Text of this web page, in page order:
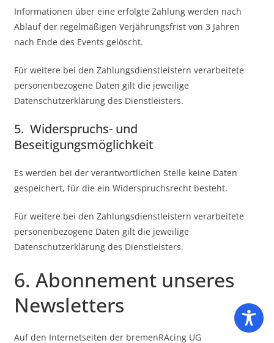
Informationen über eine erfolgte Zahlung werden nach
Ablauf der regelmäßigen Verjährungsfrist von 3 Jahren
nach Ende des Events gelöscht.
Für weitere bei den Zahlungsdienstleistern verarbeitete
personenbezogene Daten gilt die jeweilige
Datenschutzerklärung des Dienstleisters.
5. Widerspruchs- und
Beseitigungsmöglichkeit
Es werden bei der verantwortlichen Stelle keine Daten
gespeichert, für die ein Widerspruchsrecht besteht.
Für weitere bei den Zahlungsdienstleistern verarbeitete
personenbezogene Daten gilt die jeweilige
Datenschutzerklärung des Dienstleisters.
6. Abonnement unseres
Newsletters
Auf den Internetseiten der bremenRAcing UG